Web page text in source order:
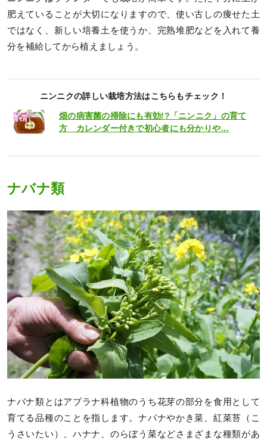
肥えていることが大切になりますので、使い古しの痩せた土
ではなく、新しい培養土を使うか、完熟堆肥などを入れて養
分を補給してから植えましょう。
ニンニクの詳しい栽培方法はこちらもチェック！
畑の病害菌の掃除にも有効!?「ニンニク」の育て
方 カレンダー付きで初心者にも分かりや…
ナバナ類
ナバナ類とはアブラナ科植物のうち花芽の部分を食用として
育てる品種のことを指します。ナバナやかき菜、紅菜苔（こ
うさいたい）、ハナナ、のらぼう菜などさまざまな種類があ